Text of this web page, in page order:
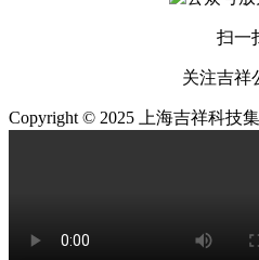
扫一
关注吉祥
Copyright © 2025 上海吉祥科技